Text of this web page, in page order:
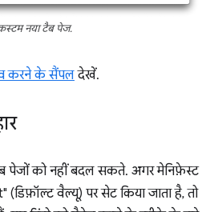
नया टैब पेज.
करने के सैंपलदेखें.
पेजों को नहीं बदल सकते. अगर मेनिफ़ेस्ट
(डिफ़ॉल्ट वैल्यू) पर सेट किया जाता है, तो